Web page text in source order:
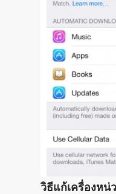
วิธีแก้เครื่องหน่